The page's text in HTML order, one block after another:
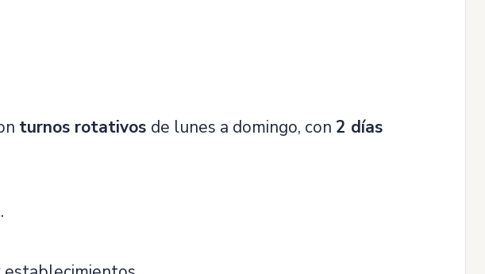
turnos rotativos de lunes a domingo, con 2 días